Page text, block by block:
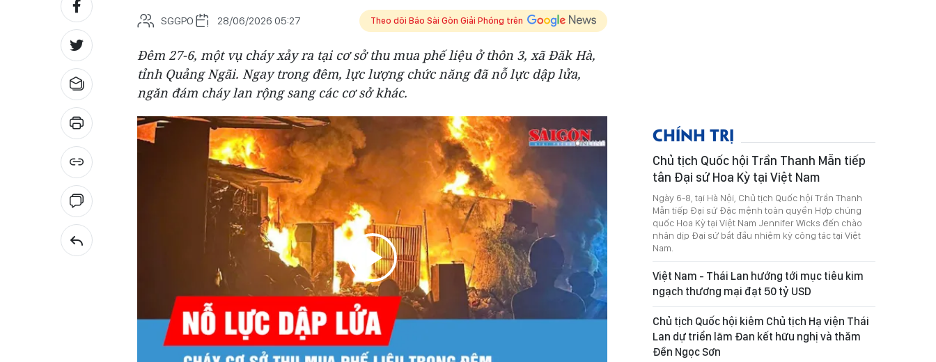
SGGPO 28/06/2026 05:27 Theo dõi Báo Sài Gòn Giải Phóng trên
Đêm 27-6, một vụ cháy xảy ra tại cơ sở thu mua phế liệu ở thôn 3, xã Đăk Hà,
tỉnh Quảng Ngãi. Ngay trong đêm, lực lượng chức năng đã nỗ lực dập lửa,
ngăn đám cháy lan rộng sang các cơ sở khác.
CHÍNH TRỊ
Chủ tịch Quốc hội Trần Thanh Mẫn tiếp
tân Đại sứ Hoa Kỳ tại Việt Nam
Ngày 6-8, tại Hà Nội, Chủ tịch Quốc hội Trần Thanh
Mẫn tiếp Đại sứ Đặc mệnh toàn quyền Hợp chúng
quốc Hoa Kỳ tại Việt Nam Jennifer Wicks đến chào
nhân dịp Đại sứ bắt đầu nhiệm kỳ công tác tại Việt
Nam.
Việt Nam - Thái Lan hướng tới mục tiêu kim
ngạch thương mại đạt 50 tỷ USD
Chủ tịch Quốc hội kiêm Chủ tịch Hạ viện Thái
Lan dự triển lãm Đan kết hữu nghị và thăm
Đền Ngọc Sơn